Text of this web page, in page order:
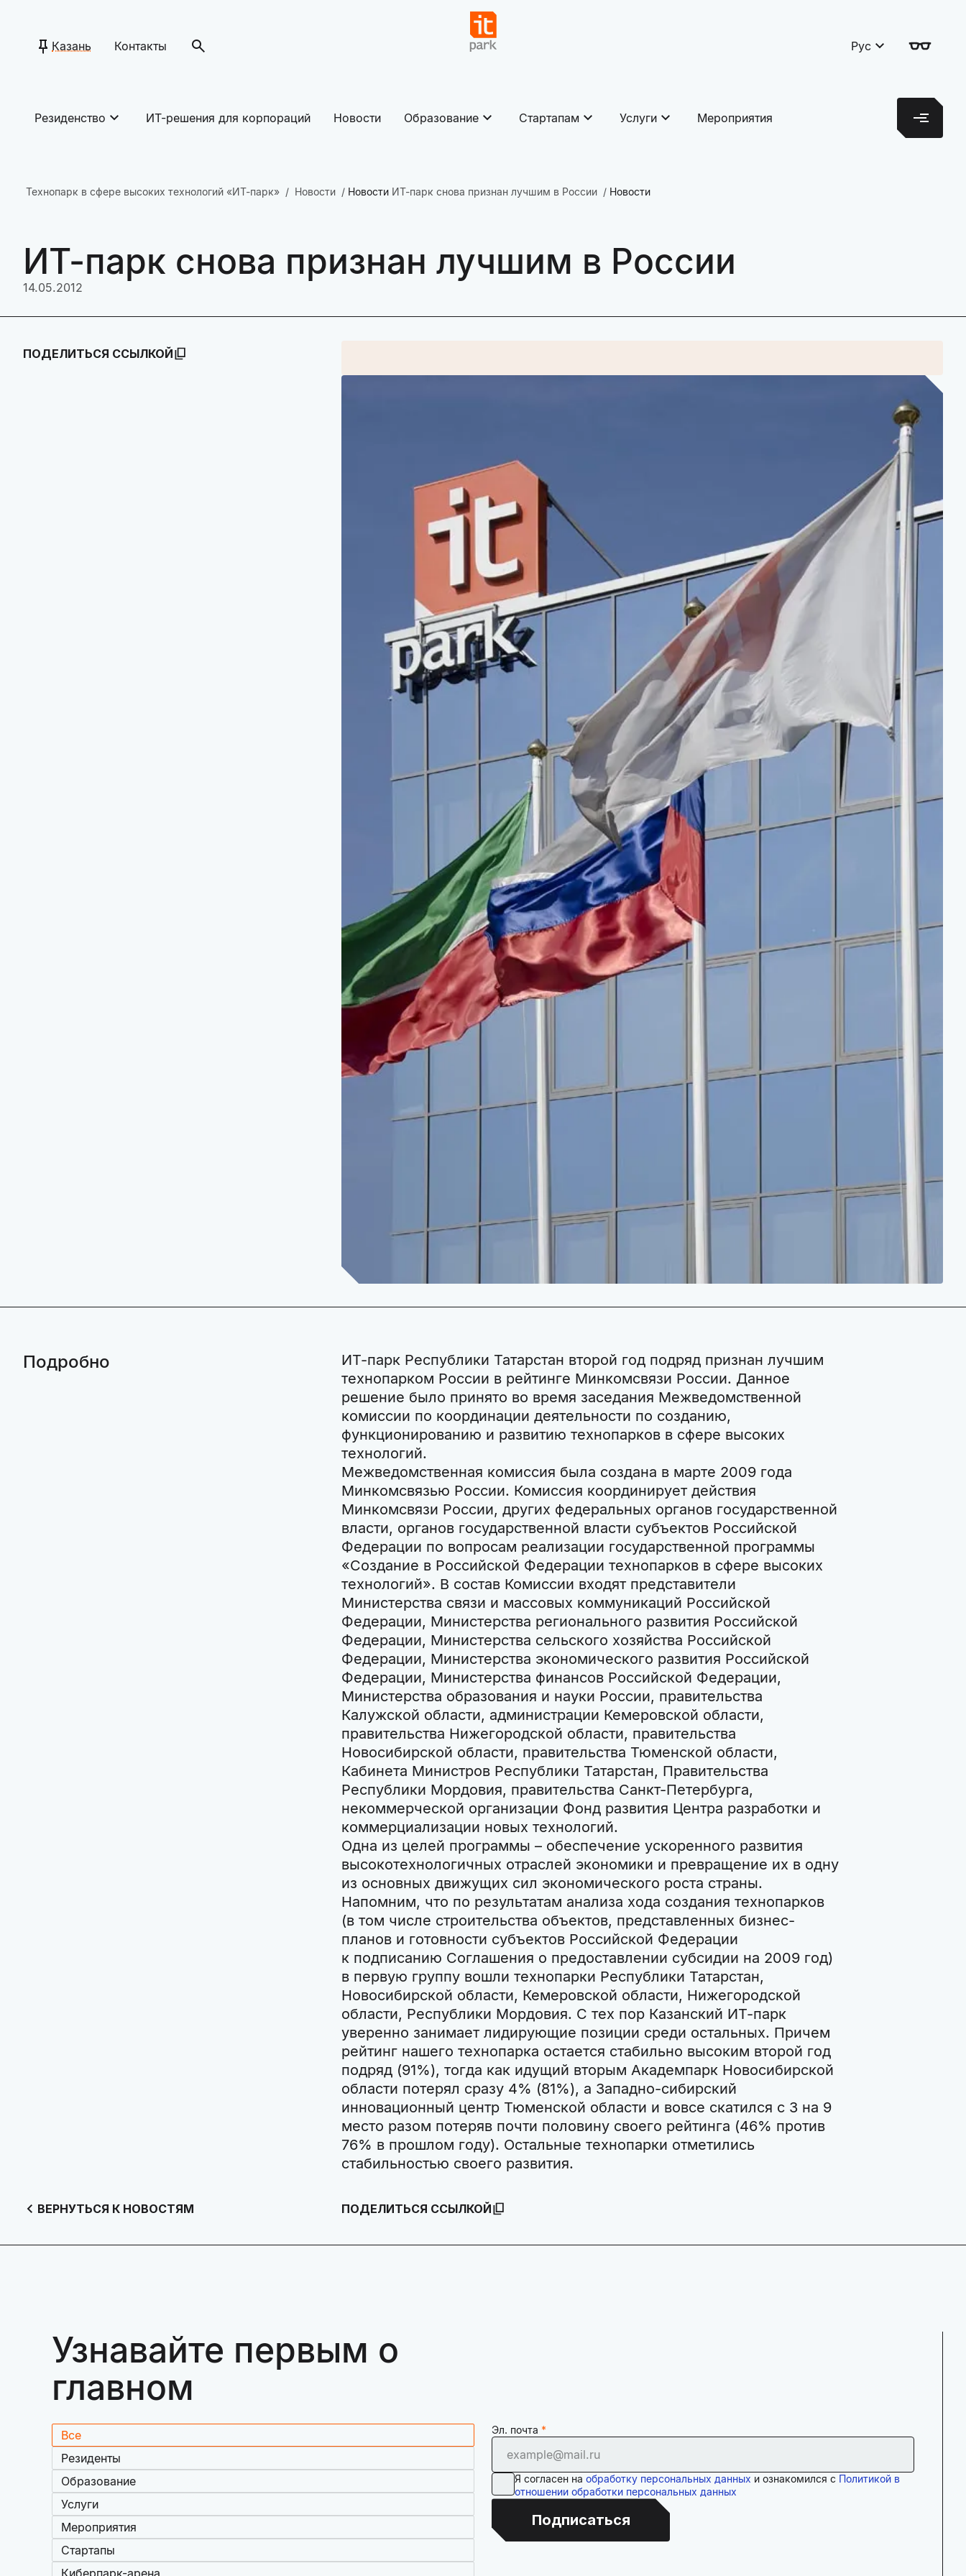
Казань Контакты Рус
Резиденство ИТ-решения для корпораций Новости Образование Стартапам Услуги Мероприятия
Технопарк в сфере высоких технологий «ИТ-парк» Новости Новости ИТ-парк снова признан лучшим в России Новости
ИТ-парк снова признан лучшим в России
14.05.2012
ПОДЕЛИТЬСЯ ССЫЛКОЙ
Подробно
ИТ-парк Республики Татарстан второй год подряд признан лучшим
технопарком России в рейтинге Минкомсвязи России. Данное
решение было принято во время заседания Межведомственной
комиссии по координации деятельности по созданию,
функционированию и развитию технопарков в сфере высоких
технологий.
Межведомственная комиссия была создана в марте 2009 года
Минкомсвязью России. Комиссия координирует действия
Минкомсвязи России, других федеральных органов государственной
власти, органов государственной власти субъектов Российской
Федерации по вопросам реализации государственной программы
«Создание в Российской Федерации технопарков в сфере высоких
технологий». В состав Комиссии входят представители
Министерства связи и массовых коммуникаций Российской
Федерации, Министерства регионального развития Российской
Федерации, Министерства сельского хозяйства Российской
Федерации, Министерства экономического развития Российской
Федерации, Министерства финансов Российской Федерации,
Министерства образования и науки России, правительства
Калужской области, администрации Кемеровской области,
правительства Нижегородской области, правительства
Новосибирской области, правительства Тюменской области,
Кабинета Министров Республики Татарстан, Правительства
Республики Мордовия, правительства Санкт-Петербурга,
некоммерческой организации Фонд развития Центра разработки и
коммерциализации новых технологий.
Одна из целей программы – обеспечение ускоренного развития
высокотехнологичных отраслей экономики и превращение их в одну
из основных движущих сил экономического роста страны.
Напомним, что по результатам анализа хода создания технопарков
(в том числе строительства объектов, представленных бизнес-
планов и готовности субъектов Российской Федерации
к подписанию Соглашения о предоставлении субсидии на 2009 год)
в первую группу вошли технопарки Республики Татарстан,
Новосибирской области, Кемеровской области, Нижегородской
области, Республики Мордовия. С тех пор Казанский ИТ-парк
уверенно занимает лидирующие позиции среди остальных. Причем
рейтинг нашего технопарка остается стабильно высоким второй год
подряд (91%), тогда как идущий вторым Академпарк Новосибирской
области потерял сразу 4% (81%), а Западно-сибирский
инновационный центр Тюменской области и вовсе скатился с 3 на 9
место разом потеряв почти половину своего рейтинга (46% против
76% в прошлом году). Остальные технопарки отметились
стабильностью своего развития.
ВЕРНУТЬСЯ К НОВОСТЯМ ПОДЕЛИТЬСЯ ССЫЛКОЙ
Узнавайте первым о
главном
Все
Резиденты
Образование
Услуги
Мероприятия
Стартапы
Эл. почта
Я согласен на обработку персональных данных и ознакомился с Политикой в
отношении обработки персональных данных
Подписаться